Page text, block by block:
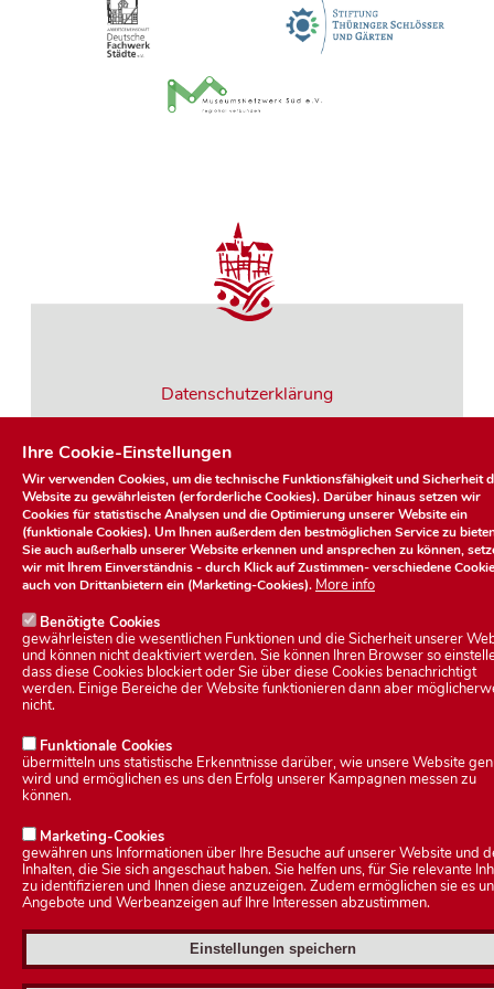
Datenschutzerklärung
Impressum
Kontakt
© 2026 Stadt Heldburg.Alle Rechte vorbehalten.
U
s
e
r
a
Anmelden
Ihre Cookie-Einstellungen
Wir verwenden Cookies, um die technische Funktionsfähigkeit und Sicherheit
Website zu gewährleisten (erforderliche Cookies). Darüber hinaus setzen wir
Cookies für statistische Analysen und die Optimierung unserer Website ein
(funktionale Cookies). Um Ihnen außerdem den bestmöglichen Service zu
Sie auch außerhalb unserer Website erkennen und ansprechen zu können,
wir mit Ihrem Einverständnis - durch Klick aufZustimmen- verschiedene
auch von Drittanbietern ein (Marketing-Cookies). More info
Benötigte Cookies
gewährleisten die wesentlichen Funktionen und die Sicherheit unserer
und können nicht deaktiviert werden. Sie können Ihren Browser so
dass diese Cookies blockiert oder Sie über diese Cookies benachrichtigt
werden. Einige Bereiche der Website funktionieren dann aber
nicht.
Funktionale Cookies
übermitteln uns statistische Erkenntnisse darüber, wie unsere Website
wird und ermöglichen es uns den Erfolg unserer Kampagnen messen zu
können.
Marketing-Cookies
gewähren uns Informationen über Ihre Besuche auf unserer Website und
Inhalten, die Sie sich angeschaut haben. Sie helfen uns, für Sie relevante
zu identifizieren und Ihnen diese anzuzeigen. Zudem ermöglichen sie es
Angebote und Werbeanzeigen auf Ihre Interessen abzustimmen.
Einstellungen speichern